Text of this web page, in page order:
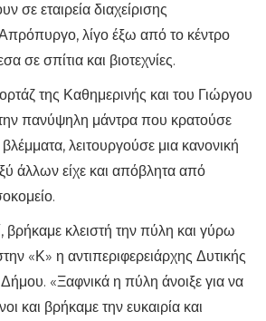
σε εταιρεία διαχείρισης
λίγο έξω από το κέντρο
σε σπίτια και βιοτεχνίες.
της Καθημερινής και του Γιώργου
πανύψηλη μάντρα που κρατούσε
λειτουργούσε μια κανονική
άλλων είχε και απόβλητα από
βρήκαμε κλειστή την πύλη και γύρω
«Κ» η αντιπεριφερειάρχης Δυτικής
«Ξαφνικά η πύλη άνοιξε για να
και βρήκαμε την ευκαιρία και